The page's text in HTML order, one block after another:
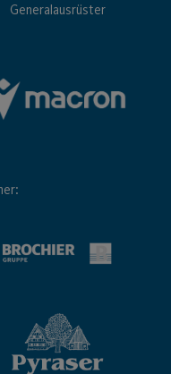
Generalausrüster